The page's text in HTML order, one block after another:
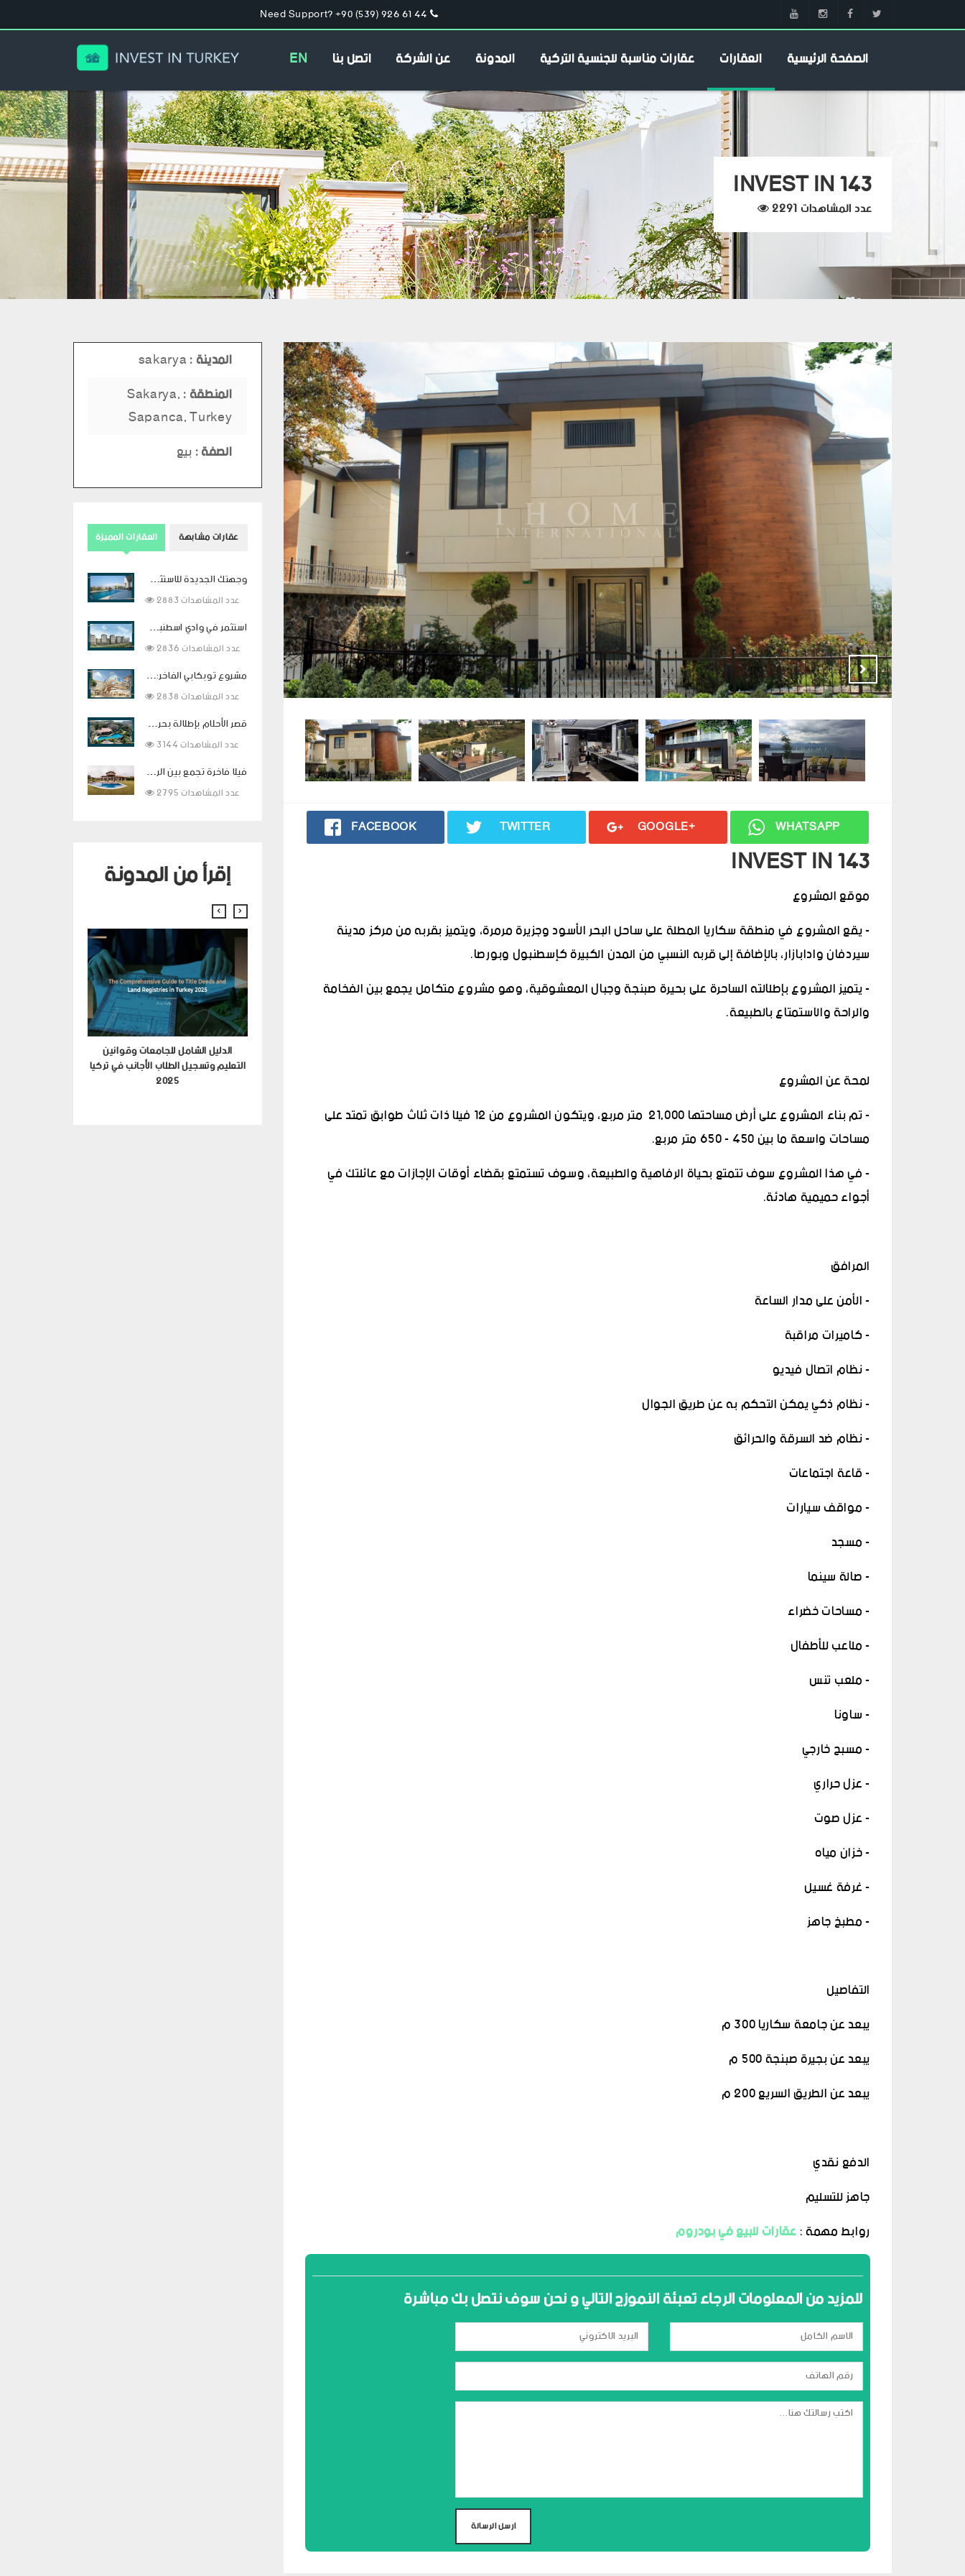
Need Support? +90 (539) 926 61 44
الصفحة الرئيسية العقارات عقارات مناسبة للجنسية التركية المدونة عن الشركة اتصل بنا EN
INVEST IN 143
عدد المشاهدات 2291
FACEBOOK TWITTER GOOGLE+ WHATSAPP
INVEST IN 143
موقع المشروع
- يقع المشروع في منطقة سكاريا المطلة على ساحل البحر الأسود وجزيرة مرمرة، ويتميز بقربه من مركز مدينة
سيردفان وادابازار، بالإضافة إلى قربه النسبي من المدن الكبيرة كإسطنبول وبورصا.
- يتميز المشروع بإطلالته الساحرة على بحيرة صبنجة وجبال المعشوقية، وهو مشروع متكامل يجمع بين الفخامة
والراحة والاستمتاع بالطبيعة.
لمحة عن المشروع
- تم بناء المشروع على أرض مساحتها 21,000 متر مربع، ويتكون المشروع من 12 فيلا ذات ثلاث طوابق تمتد على
مساحات واسعة ما بين 450 - 650 متر مربع.
- في هذا المشروع سوف تتمتع بحياة الرفاهية والطبيعة، وسوف تستمتع بقضاء أوقات الإجازات مع عائلتك في
أجواء حميمية هادئة.
المرافق
- الأمن على مدار الساعة
- كاميرات مراقبة
- نظام اتصال فيديو
- نظام ذكي يمكن التحكم به عن طريق الجوال
- نظام ضد السرقة والحرائق
- قاعة اجتماعات
- مواقف سيارات
- مسجد
- صالة سينما
- مساحات خضراء
- ملاعب للأطفال
- ملعب تنس
- ساونا
- مسبح خارجي
- عزل حراري
- عزل صوت
- خزان مياه
- غرفة غسيل
- مطبخ جاهز
التفاصيل
يبعد عن جامعة سكاريا 300 م
يبعد عن بجيرة صبنجة 500 م
يبعد عن الطريق السريع 200 م
الدفع نقدي
جاهز للتسليم
روابط مهمة :عقارات للبيع في بودروم
للمزيد من المعلومات الرجاء تعبئة النموزج التالي و نحن سوف نتصل بك مباشرة
المدينة :
المنطقة :Sakarya,
Sapanca, Turkey
الصفة :بيع
العقارات المميزة عقارات مشابهة
وجهتك الجديدة للاستثمار في الفخامة في بودروم
2883 عدد المشاهدات
استثمر في وادي اسطنبول بالتقسيط لمدة سنتين
2836 عدد المشاهدات
مشروع توبكابي الفاخر: استثمار ذكي وحياة راقية في قلب اسطنبول
2838 عدد المشاهدات
قصر الأحلام بإطلالة بحرية ساحرة ومساحات معيشية فاخرة في بودروم
3144 عدد المشاهدات
فيلا فاخرة تجمع بين الراحة والفخامة في قلب بيوك شكمجة
2795 عدد المشاهدات
إقرأ من المدونة
الدليل الشامل للجامعات وقوانين
التعليم وتسجيل الطلاب الأجانب في تركيا
2025